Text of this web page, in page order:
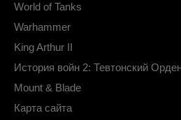
World of Tanks
Warhammer
King Arthur II
История войн 2: Тевтонский
Mount & Blade
Карта сайта